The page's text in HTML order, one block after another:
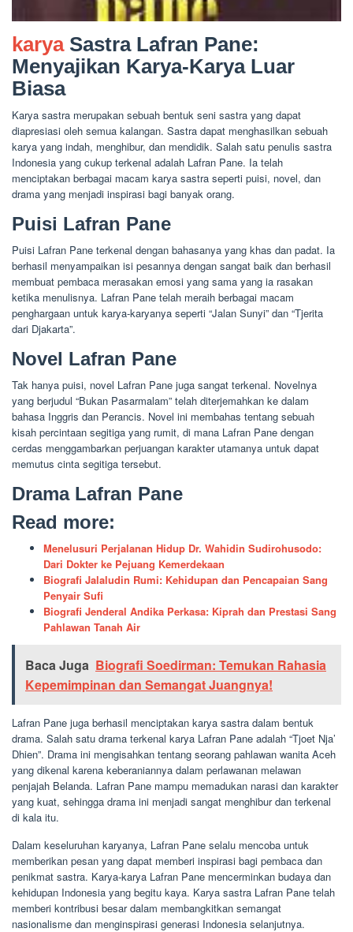
karyaSastra Lafran Pane:
Menyajikan Karya-Karya Luar
Biasa
Karya sastra merupakan sebuah bentuk seni sastra yang dapat
diapresiasi oleh semua kalangan. Sastra dapat menghasilkan sebuah
karya yang indah, menghibur, dan mendidik. Salah satu penulis sastra
Indonesia yang cukup terkenal adalah Lafran Pane. Ia telah
menciptakan berbagai macam karya sastra seperti puisi, novel, dan
drama yang menjadi inspirasi bagi banyak orang.
Puisi Lafran Pane
Puisi Lafran Pane terkenal dengan bahasanya yang khas dan padat. Ia
berhasil menyampaikan isi pesannya dengan sangat baik dan berhasil
membuat pembaca merasakan emosi yang sama yang ia rasakan
ketika menulisnya. Lafran Pane telah meraih berbagai macam
penghargaan untuk karya-karyanya seperti “Jalan Sunyi” dan “Tjerita
dari Djakarta”.
Novel Lafran Pane
Tak hanya puisi, novel Lafran Pane juga sangat terkenal. Novelnya
yang berjudul “Bukan Pasarmalam” telah diterjemahkan ke dalam
bahasa Inggris dan Perancis. Novel ini membahas tentang sebuah
kisah percintaan segitiga yang rumit, di mana Lafran Pane dengan
cerdas menggambarkan perjuangan karakter utamanya untuk dapat
memutus cinta segitiga tersebut.
Drama Lafran Pane
Read more:
Menelusuri Perjalanan Hidup Dr. Wahidin Sudirohusodo:
Dari Dokter ke Pejuang Kemerdekaan
Biografi Jalaludin Rumi: Kehidupan dan Pencapaian Sang
Penyair Sufi
Biografi Jenderal Andika Perkasa: Kiprah dan Prestasi Sang
Pahlawan Tanah Air
Baca Juga Biografi Soedirman: Temukan Rahasia
Kepemimpinan dan Semangat Juangnya!
Lafran Pane juga berhasil menciptakan karya sastra dalam bentuk
drama. Salah satu drama terkenal karya Lafran Pane adalah “Tjoet Nja’
Dhien”. Drama ini mengisahkan tentang seorang pahlawan wanita Aceh
yang dikenal karena keberaniannya dalam perlawanan melawan
penjajah Belanda. Lafran Pane mampu memadukan narasi dan karakter
yang kuat, sehingga drama ini menjadi sangat menghibur dan terkenal
di kala itu.
Dalam keseluruhan karyanya, Lafran Pane selalu mencoba untuk
memberikan pesan yang dapat memberi inspirasi bagi pembaca dan
penikmat sastra. Karya-karya Lafran Pane mencerminkan budaya dan
kehidupan Indonesia yang begitu kaya. Karya sastra Lafran Pane telah
memberi kontribusi besar dalam membangkitkan semangat
nasionalisme dan menginspirasi generasi Indonesia selanjutnya.